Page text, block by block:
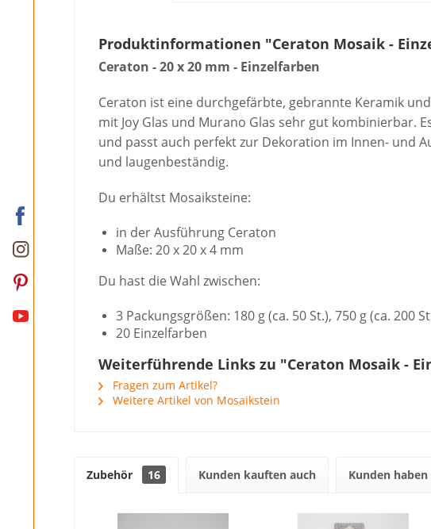
Produktinformationen "Ceraton Mosaik -
Ceraton - 20 x 20 mm - Einzelfarben
Ceraton ist eine durchgefärbte, gebrannte Keramik
mit Joy Glas und Murano Glas sehr gut kombinierbar.
und passt auch perfekt zur Dekoration im Innen- und
und laugenbeständig.
Du erhältst Mosaiksteine:
in der Ausführung Ceraton
Maße: 20 x 20 x 4 mm
Du hast die Wahl zwischen:
3 Packungsgrößen: 180 g (ca. 50 St.), 750 g (ca. 200
20 Einzelfarben
Weiterführende Links zu "Ceraton Mosaik -
Fragen zum Artikel?
Weitere Artikel von Mosaikstein
Zubehör 16 Kunden kauften auch Kunden